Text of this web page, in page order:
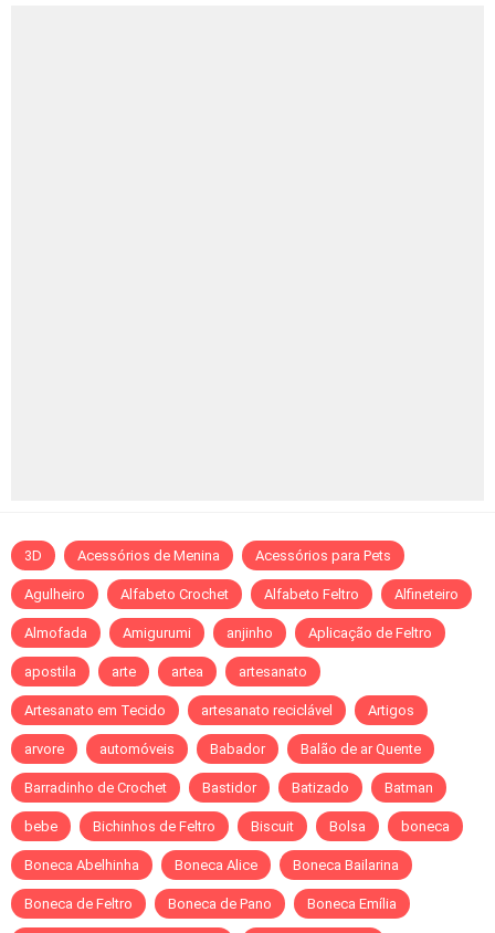
3D Acessórios de Menina Acessórios para Pets
Agulheiro Alfabeto Crochet Alfabeto Feltro Alfineteiro
Almofada Amigurumi anjinho Aplicação de Feltro
apostila arte artea artesanato
Artesanato em Tecido artesanato reciclável Artigos
arvore automóveis Babador Balão de ar Quente
Barradinho de Crochet Bastidor Batizado Batman
bebe Bichinhos de Feltro Biscuit Bolsa boneca
Boneca Abelhinha Boneca Alice Boneca Bailarina
Boneca de Feltro Boneca de Pano Boneca Emília